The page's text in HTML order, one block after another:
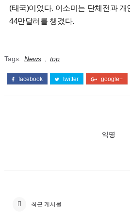
(태국)이었다. 이소미는 단체전과
44만달러를 챙겼다.
Tags: News , top
facebook twitter google+
익명
최근 게시물